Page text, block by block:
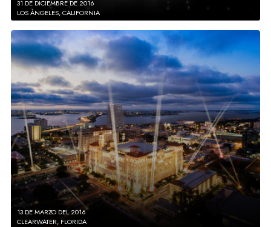
31 DE DICIEMBRE DE 2016
LOS ÁNGELES, CALIFORNIA
13 DE MARZO DEL 2016
CLEARWATER, FLORIDA